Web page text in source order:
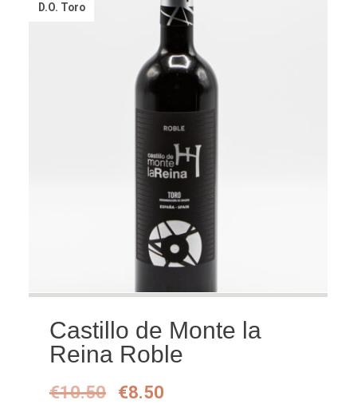
hoog
D.O. Toro
Castillo de Monte la
Reina Roble
€10.50
Oorspronkelijke
€8.50